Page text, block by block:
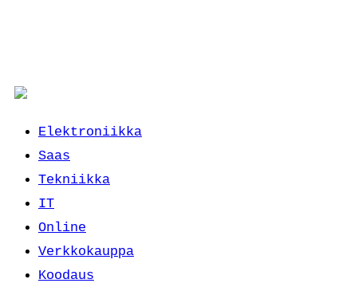
Elektroniikka
Saas
Tekniikka
IT
Online
Verkkokauppa
Koodaus